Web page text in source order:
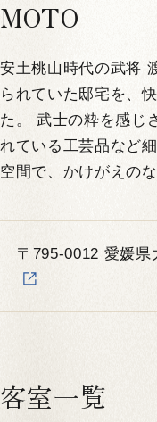
MOTO
安土桃山時代の武将
られていた邸宅を、
た。 武士の粋を感じ
れている工芸品など
空間で、かけがえの
〒795-0012 愛媛
客室一覧